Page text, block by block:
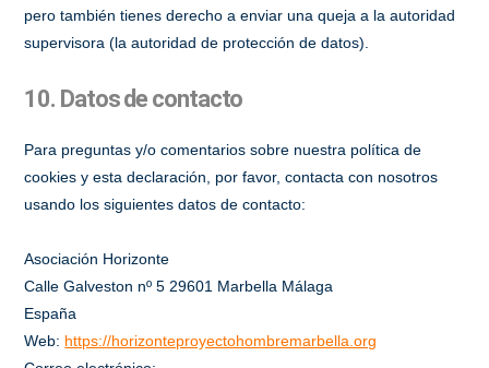
pero también tienes derecho a enviar una queja a la autoridad
supervisora (la autoridad de protección de datos).
10. Datos de contacto
Para preguntas y/o comentarios sobre nuestra política de
cookies y esta declaración, por favor, contacta con nosotros
usando los siguientes datos de contacto:
Asociación Horizonte
Calle Galveston nº 5 29601 Marbella Málaga
España
Web: https://horizonteproyectohombremarbella.org